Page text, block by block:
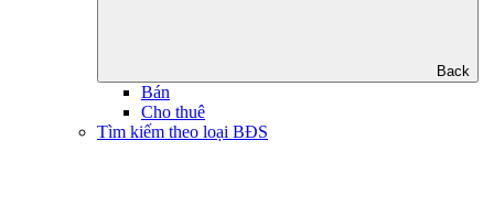
Back
Bán
Cho thuê
Tìm kiếm theo loại BĐS